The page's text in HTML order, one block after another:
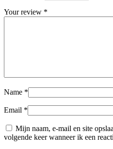
Your review *
Name *
Email *
Mijn naam, e-mail en site
volgende keer wanneer ik een